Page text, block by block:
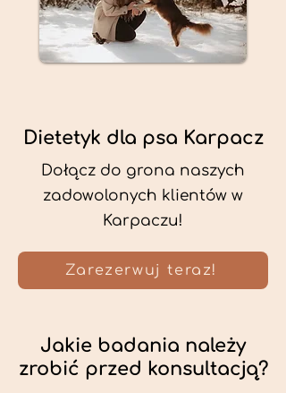
Dietetyk dla psa Karpacz
Dołącz do grona naszych
zadowolonych klientów w
Karpaczu!
Zarezerwuj teraz!
Jakie badania należy
zrobić przed konsultacją?